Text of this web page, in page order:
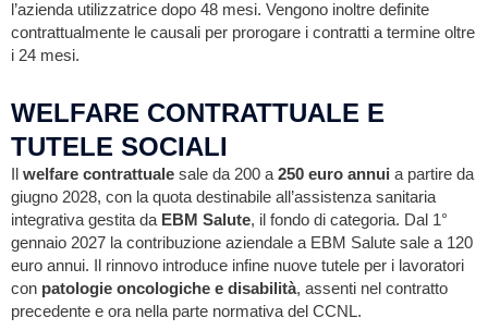
l’azienda utilizzatrice dopo 48 mesi. Vengono inoltre definite
contrattualmente le causali per prorogare i contratti a termine oltre
i 24 mesi.
WELFARE CONTRATTUALE E
TUTELE SOCIALI
welfare contrattuale sale da 200 a 250 euro annui a partire da
giugno 2028, con la quota destinabile all’assistenza sanitaria
integrativa gestita da EBM Salute, il fondo di categoria. Dal 1°
gennaio 2027 la contribuzione aziendale a EBM Salute sale a 120
euro annui. Il rinnovo introduce infine nuove tutele per i lavoratori
con patologie oncologiche e disabilità, assenti nel contratto
precedente e ora nella parte normativa del CCNL.